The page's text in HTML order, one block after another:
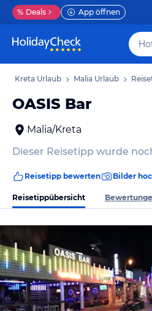
% Deals App öffnen
Kreta Urlaub Malia Urlaub
OASIS Bar
Malia/Kreta
Dieser Reisetipp wurde
Reisetipp bewerten Bilder
Reisetippübersicht